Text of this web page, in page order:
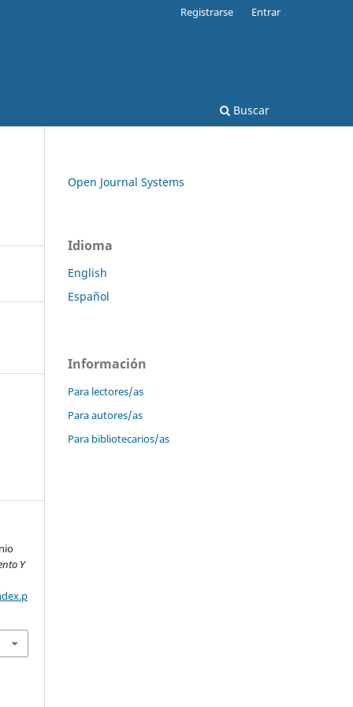
Buscar
Registrarse Entrar
Y
Open Journal Systems
Idioma
English
Español
Información
Para lectores/as
Para autores/as
Para bibliotecarios/as